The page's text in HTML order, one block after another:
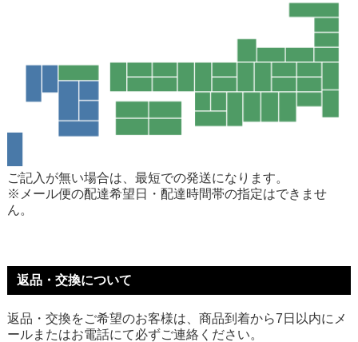
ご記入が無い場合は、最短での発送になります。
※メール便の配達希望日・配達時間帯の指定はできませ
ん。
返品・交換について
返品・交換をご希望のお客様は、商品到着から7日以内にメ
ールまたはお電話にて必ずご連絡ください。